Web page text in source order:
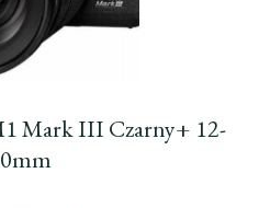
Mark III Czarny+ 12-